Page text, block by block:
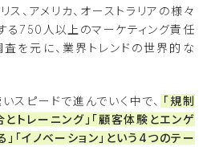
ス、アメリカ、オーストラリアの様々
る750人以上のマーケティング責任
を元に、業界トレンドの世界的な
スピードで進んでいく中で、 「規制
トレーニング」「顧客体験とエンゲ
「イノベーション」という4つのテー